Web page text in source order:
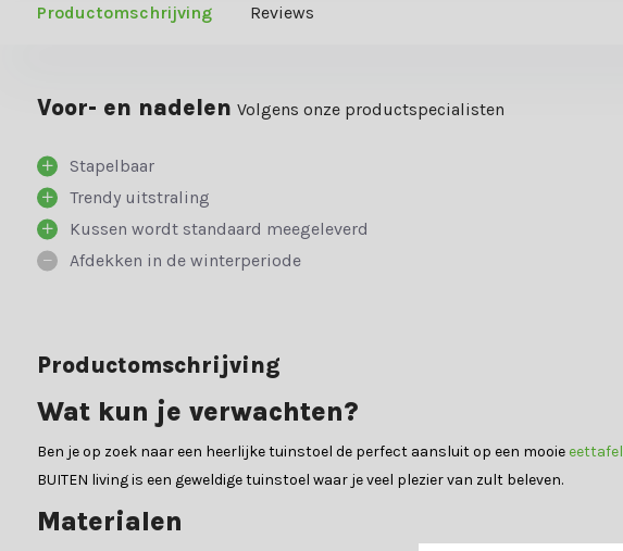
Productomschrijving Reviews
Voor- en nadelen Volgens onze productspecialisten
Stapelbaar
Trendy uitstraling
Kussen wordt standaard meegeleverd
Afdekken in de winterperiode
Productomschrijving
Wat kun je verwachten?
Ben je op zoek naar een heerlijke tuinstoel de perfect aansluit op een mooie eettafel
BUITEN living is een geweldige tuinstoel waar je veel plezier van zult beleven.
Materialen